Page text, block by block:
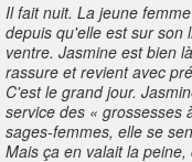
Il fait nuit. La jeune
depuis qu'elle est sur son
ventre. Jasmine est bien
rassure et revient avec
C'est le grand jour.
service des « grossesses
sages-femmes, elle se
Mais ça en valait la